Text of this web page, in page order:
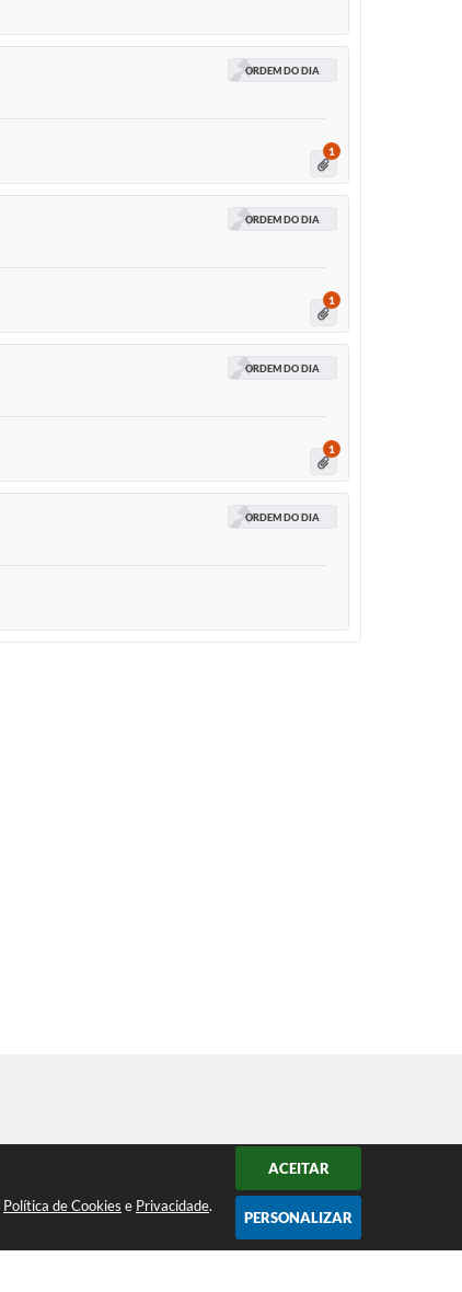
Política de Cookies e Privacidade.
ACEITAR
PERSONALIZAR
1
ORDEM DO DIA
1
ORDEM DO DIA
1
ORDEM DO DIA
ORDEM DO DIA